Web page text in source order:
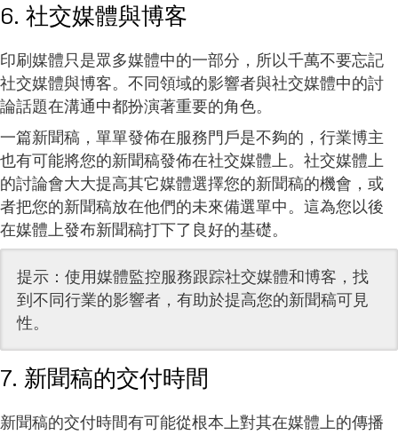
6. 社交媒體與博客
印刷媒體只是眾多媒體中的一部分，所以千萬不要忘記
社交媒體與博客。不同領域的影響者與社交媒體中的討
論話題在溝通中都扮演著重要的角色。
一篇新聞稿，單單發佈在服務門戶是不夠的，行業博主
也有可能將您的新聞稿發佈在社交媒體上。社交媒體上
的討論會大大提高其它媒體選擇您的新聞稿的機會，或
者把您的新聞稿放在他們的未來備選單中。這為您以後
在媒體上發布新聞稿打下了良好的基礎。
提示：使用媒體監控服務跟踪社交媒體和博客，找
到不同行業的影響者，有助於提高您的新聞稿可見
性。
7. 新聞稿的交付時間
新聞稿的交付時間有可能從根本上對其在媒體上的傳播